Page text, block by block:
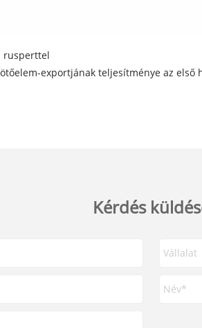
rusperttel
exportjának teljesítménye az első
Kérdés